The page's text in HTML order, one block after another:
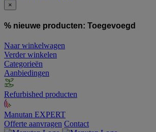
×
% nieuwe producten: Toegevoegd
Naar winkelwagen
Verder winkelen
Categorieën
Aanbiedingen
Refurbished producten
Manutan EXPERT
Offerte aanvragen Contact